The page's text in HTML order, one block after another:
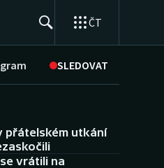
ČT
SLEDOVAT
přátelském utkání
vrátili na